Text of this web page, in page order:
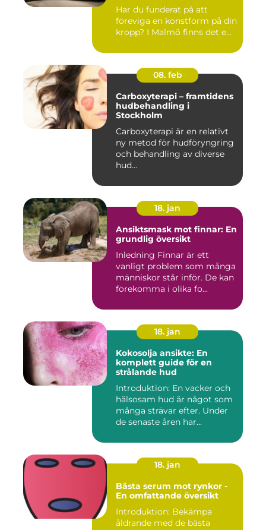
Har du funderat på att
föreviga en konstform på din
kropp? I Malmö finns det e...
08. feb
Carboxyterapi – framtidens
hudbehandling i
Stockholm
Carboxyterapi är en relativt
ny metod för hudföryngring
och behandling av diverse
hud...
18. jan
Ansiktsmask mot finnar: En
grundlig översikt
Inledning Finnar är ett
vanligt problem som många
människor står inför. De kan
förekomma i olika fo...
18. jan
Kokosolja ansikte: En
komplett guide för en
strålande hud
Introduktion: En vacker och
hälsosam hud är något som
många strävar efter. Under
de senaste åren har...
18. jan
Bästa serum mot rynkor -
En omfattande översikt
Introduktion: Bekämpa
åldrande med de bästa